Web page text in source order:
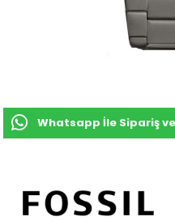
Whatsapp İle Sipariş